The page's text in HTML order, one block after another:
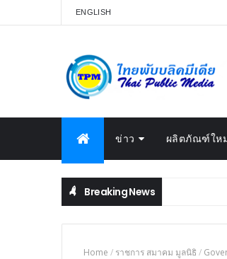
ENGLISH
ข่าว ผลิตภัณฑ์ให
Breaking News
Home / ราชการ สมาคม มูลนิธิ /